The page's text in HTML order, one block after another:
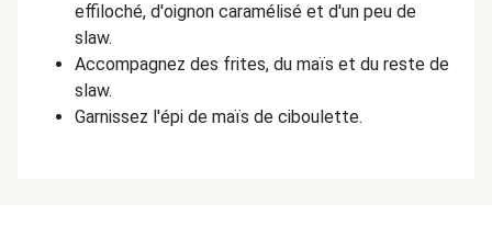
effiloché, d'oignon caramélisé et d'un peu de
slaw.
Accompagnez des frites, du maïs et du reste de
slaw.
Garnissez l'épi de maïs de ciboulette.